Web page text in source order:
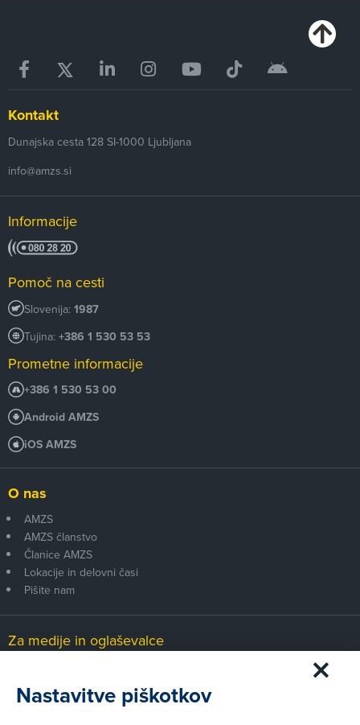
Kontakt
Dunajska cesta 128 SI-1000 Ljubljana
info@amzs.si
Informacije
Pomoč na cesti
Slovenija: 1987
Tujina: +386 1 530 53 53
Prometne informacije
+386 1 530 53 00
Android AMZS
iOS AMZS
O nas
AMZS
AMZS članstvo
Članice AMZS
Lokacije in delovni časi
Pišite nam
Za medije in oglaševalce
Nastavitve piškotkov